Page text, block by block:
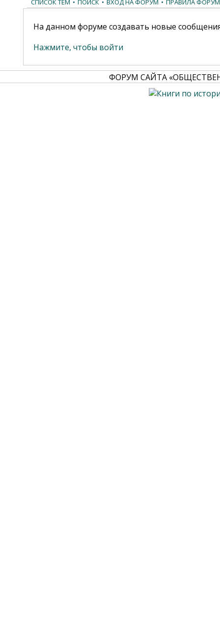
СПИСОК ТЕМ • ПОИСК • ВХОД НА ФОРУМ • ПРАВИЛА
На данном форуме создавать новые
Нажмите, чтобы войти
ФОРУМ САЙТА